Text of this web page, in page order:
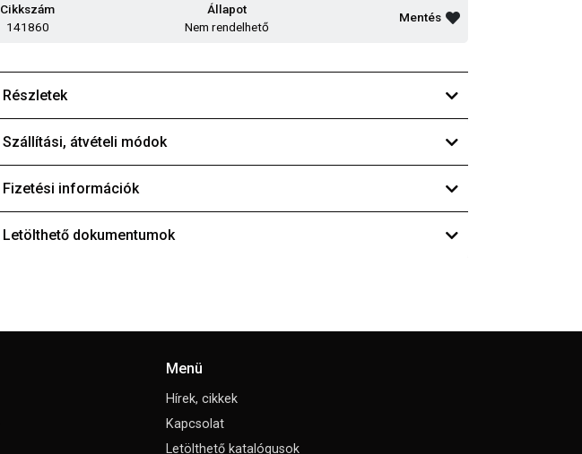
Cikkszám
141860
Állapot
Nem rendelhető
Mentés
Részletek
Szállítási, átvételi módok
Fizetési információk
Letölthető dokumentumok
Menü
Hírek, cikkek
Kapcsolat
Letölthető katalógusok